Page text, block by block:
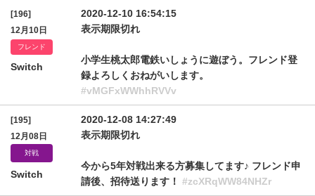
[196]
12月10日
フレンド
Switch
2020-12-10 16:54:15
表示期限切れ
小学生桃太郎電鉄いしょうに遊ぼう。フレンド登
録よろしくおねがいします。
#vMGFxWWhhRVVv
[195]
12月08日
対戦
Switch
2020-12-08 14:27:49
表示期限切れ
今から5年対戦出来る方募集してます♪ フレンド申
請後、招待送ります！ #zcXRqWW84NHZr